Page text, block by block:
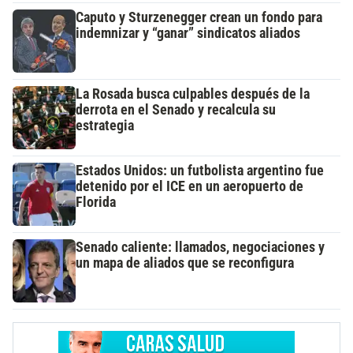
Caputo y Sturzenegger crean un fondo para
indemnizar y “ganar” sindicatos aliados
La Rosada busca culpables después de la
derrota en el Senado y recalcula su
estrategia
Estados Unidos: un futbolista argentino fue
detenido por el ICE en un aeropuerto de
Florida
Senado caliente: llamados, negociaciones y
un mapa de aliados que se reconfigura